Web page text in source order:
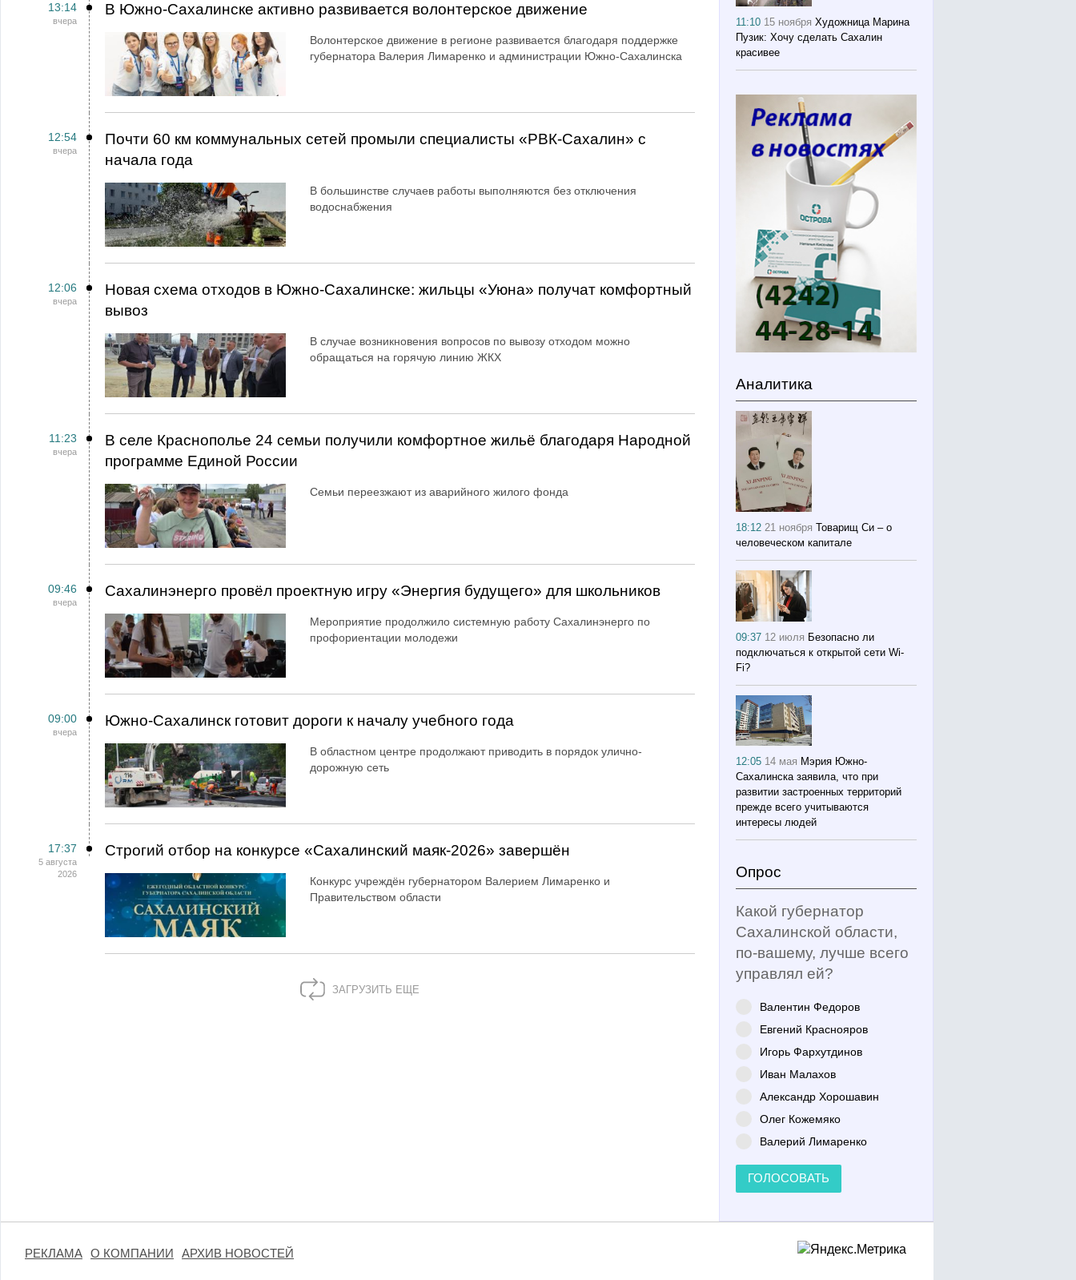
13:14
вчера
В Южно-Сахалинске активно развивается волонтерское движение
Волонтерское движение в регионе развивается благодаря поддержке
губернатора Валерия Лимаренко и администрации Южно-Сахалинска
12:54
вчера
Почти 60 км коммунальных сетей промыли специалисты «РВК‑Сахалин» с
начала года
В большинстве случаев работы выполняются без отключения
водоснабжения
12:06
вчера
Новая схема отходов в Южно-Сахалинске: жильцы «Уюна» получат комфортный
вывоз
В случае возникновения вопросов по вывозу отходом можно
обращаться на горячую линию ЖКХ
11:23
вчера
В селе Краснополье 24 семьи получили комфортное жильё благодаря Народной
программе Единой России
Семьи переезжают из аварийного жилого фонда
09:46
вчера
Сахалинэнерго провёл проектную игру «Энергия будущего» для школьников
Мероприятие продолжило системную работу Сахалинэнерго по
профориентации молодежи
09:00
вчера
Южно-Сахалинск готовит дороги к началу учебного года
В областном центре продолжают приводить в порядок улично-
дорожную сеть
17:37
5 августа
2026
Строгий отбор на конкурсе «Сахалинский маяк‑2026» завершён
Конкурс учреждён губернатором Валерием Лимаренко и
Правительством области
ЗАГРУЗИТЬ ЕЩЕ
11:10 15 ноября Художница Марина
Пузик: Хочу сделать Сахалин
красивее
Аналитика
18:1221 ноября Товарищ Си – о
человеческом капитале
09:37 12 июля Безопасно ли
подключаться к открытой сети Wi-
Fi?
12:05 14 мая Мэрия Южно-
Сахалинска заявила, что при
развитии застроенных территорий
прежде всего учитываются
интересы людей
Опрос
Какой губернатор
Сахалинской области,
по-вашему, лучше всего
управлял ей?
Валентин Федоров
Евгений Краснояров
Игорь Фархутдинов
Иван Малахов
Александр Хорошавин
Олег Кожемяко
Валерий Лимаренко
ГОЛОСОВАТЬ
РЕКЛАМА О КОМПАНИИ АРХИВ НОВОСТЕЙ